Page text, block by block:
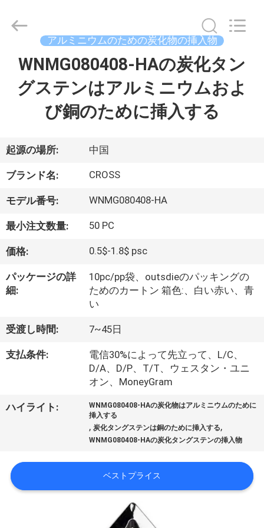
製
品
企
業
報
会
社
内
質
管
Reserved.
アルミニウムのための炭化物の挿入物
WNMG080408-HAの炭化タン
グステンはアルミニウムおよ
び銅のために挿入する
起源の場所: 中国
ブランド名: CROSS
モデル番号: WNMG080408-HA
最小注文数量: 50 PC
価格: 0.5$-1.8$ psc
パッケージの詳
細:
10pc/pp袋、outsdieのパッキングの
ためのカートン 箱色:、白い赤い、青
い
受渡し時間: 7~45日
支払条件:
電信30%によって先立って、L/C、
D/A、D/P、T/T、ウェスタン・ユニ
オン、MoneyGram
ハイライト:
WNMG080408-HAの炭化物はアルミニウムのために
挿入する
,炭化タングステンは銅のために挿入する,
WNMG080408-HAの炭化タングステンの挿入物
ベストプライス